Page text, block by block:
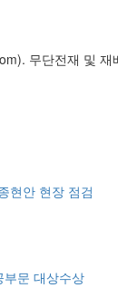
무단전재 및 재
현안 현장 점검
부문 대상수상